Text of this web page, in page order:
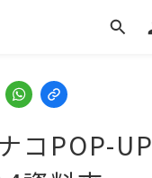
コPOP-UP